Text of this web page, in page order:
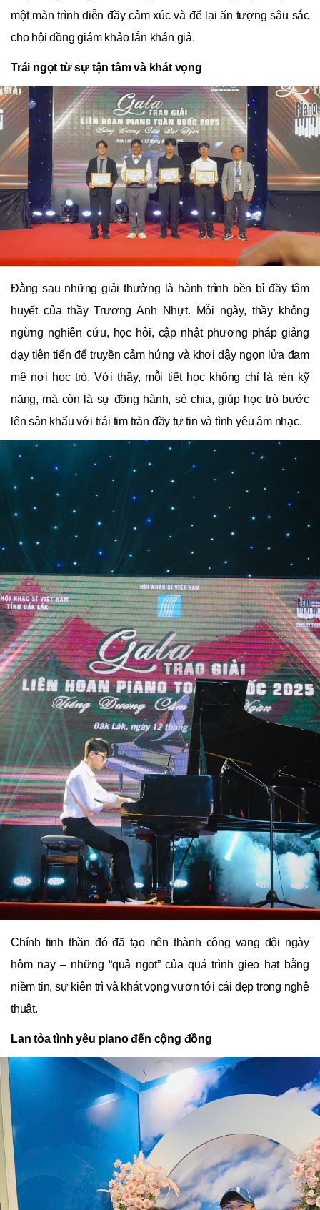
một màn trình diễn đầy cảm xúc và để lại ấn tượng sâu sắc
cho hội đồng giám khảo lẫn khán giả.
Trái ngọt từ sự tận tâm và khát vọng
Đằng sau những giải thưởng là hành trình bền bỉ đầy tâm
huyết của thầy Trương Anh Nhựt. Mỗi ngày, thầy không
ngừng nghiên cứu, học hỏi, cập nhật phương pháp giảng
dạy tiên tiến để truyền cảm hứng và khơi dậy ngọn lửa đam
mê nơi học trò. Với thầy, mỗi tiết học không chỉ là rèn kỹ
năng, mà còn là sự đồng hành, sẻ chia, giúp học trò bước
lên sân khấu với trái tim tràn đầy tự tin và tình yêu âm nhạc.
Chính tinh thần đó đã tạo nên thành công vang dội ngày
hôm nay – những “quả ngọt” của quá trình gieo hạt bằng
niềm tin, sự kiên trì và khát vọng vươn tới cái đẹp trong nghệ
thuật.
Lan tỏa tình yêu piano đến cộng đồng